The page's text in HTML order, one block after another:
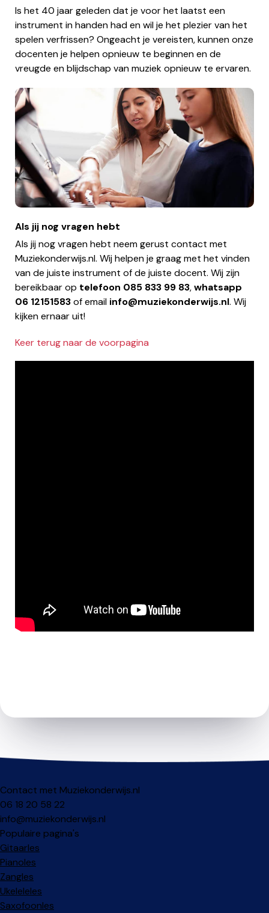
Is het 40 jaar geleden dat je voor het laatst een
instrument in handen had en wil je het plezier van het
spelen verfrissen? Ongeacht je vereisten, kunnen onze
docenten je helpen opnieuw te beginnen en de
vreugde en blijdschap van muziek opnieuw te ervaren.
Als jij nog vragen hebt
Als jij nog vragen hebt neem gerust contact met
Muziekonderwijs.nl. Wij helpen je graag met het vinden
van de juiste instrument of de juiste docent. Wij zijn
bereikbaar op telefoon 085 833 99 83,whatsapp
06 12151583of email info@muziekonderwijs.nl. Wij
kijken ernaar uit!
Keer terug naar de voorpagina
Contact met Muziekonderwijs.nl
06 18 20 58 22
info@muziekonderwijs.nl
Populaire pagina's
Gitaarles
Pianoles
Zangles
Ukeleleles
Saxofoonles